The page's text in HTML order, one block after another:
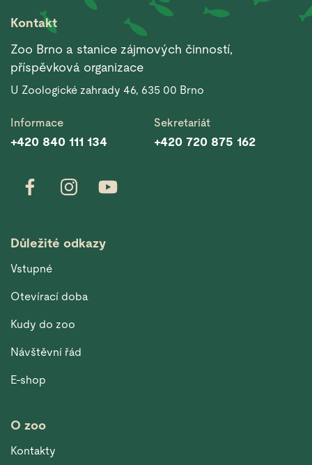
Kontakt
Zoo Brno a stanice zájmových činností,
příspěvková organizace
U Zoologické zahrady 46, 635 00 Brno
Informace
+420 840 111 134
Sekretariát
+420 720 875 162
Důležité odkazy
Vstupné
Otevírací doba
Kudy do zoo
Návštěvní řád
E-shop
O zoo
Kontakty